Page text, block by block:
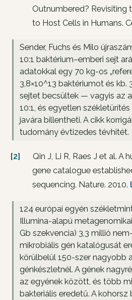
Outnumbered? Revisiting
to Host Cells in Humans.
Sender, Fuchs és Milo
10:1 baktérium–emberi sejt
adatokkal egy 70 kg-os
3,8×10^13 baktériumot és kb.
sejtet becsültek — vagyis az
10:1, és egyetlen
javára billentheti. A cikk
tudomány évtizedes tévhitét.
[2]
Qin J, Li R, Raes J et al. A
gene catalogue
sequencing. Nature. 2010.
124 európai egyén
Illumina-alapú
Gb szekvencia) 3,3 millió
mikrobiális gén katalógusát
körülbelül 150-szer nagyobb
génkészletnél. A gének
az egyének között, és több
bakteriális eredetű. A kohorsz